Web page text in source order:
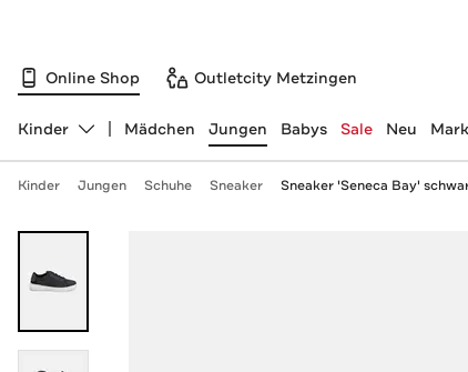
Online Shop Outletcity Metzingen
Abteilung ändern, ausgewählt:
Kinder Mädchen Jungen Babys Sale Neu
Kinder Jungen Schuhe Sneaker Sneaker 'Seneca Bay'